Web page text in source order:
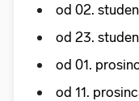
od 02.
od 23.
od 01.
od 11.